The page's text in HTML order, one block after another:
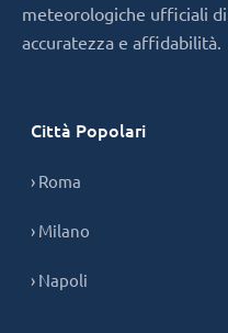
meteorologiche ufficiali
accuratezza e affidabilità.
Città Popolari
› Roma
› Milano
› Napoli